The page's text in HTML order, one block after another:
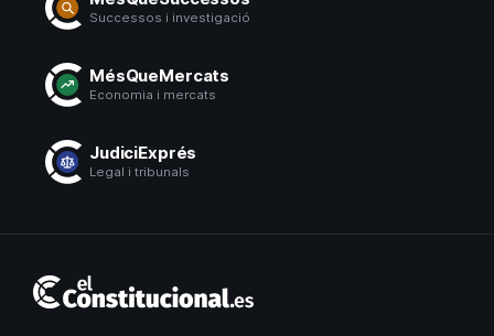
Successos i investigació
MésQueMercats
Economia i mercats
JudiciExprés
Legal i tribunals
Constitucional